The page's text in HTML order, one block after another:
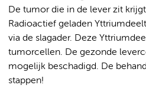
De tumor die in de lever zit
Radioactief geladen
via de slagader. Deze
tumorcellen. De gezonde
mogelijk beschadigd. De
stappen!